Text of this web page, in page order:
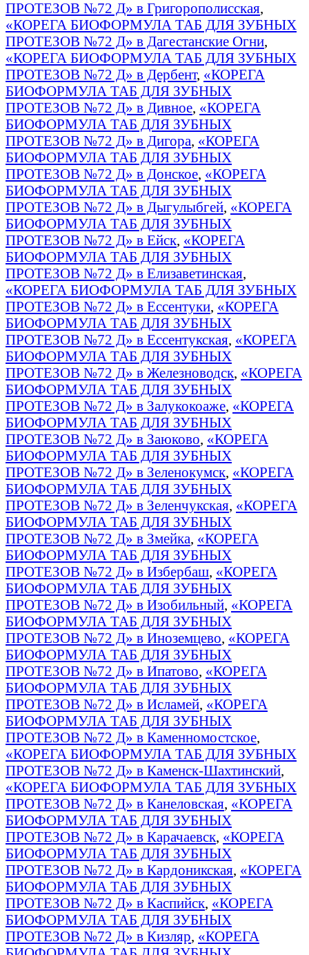
ПРОТЕЗОВ №72 Д» в Григорополисская,
«КОРЕГА БИОФОРМУЛА ТАБ ДЛЯ ЗУБНЫХ
ПРОТЕЗОВ №72 Д» в Дагестанские Огни,
«КОРЕГА БИОФОРМУЛА ТАБ ДЛЯ ЗУБНЫХ
ПРОТЕЗОВ №72 Д» в Дербент, «КОРЕГА
БИОФОРМУЛА ТАБ ДЛЯ ЗУБНЫХ
ПРОТЕЗОВ №72 Д» в Дивное, «КОРЕГА
БИОФОРМУЛА ТАБ ДЛЯ ЗУБНЫХ
ПРОТЕЗОВ №72 Д» в Дигора, «КОРЕГА
БИОФОРМУЛА ТАБ ДЛЯ ЗУБНЫХ
ПРОТЕЗОВ №72 Д» в Донское, «КОРЕГА
БИОФОРМУЛА ТАБ ДЛЯ ЗУБНЫХ
ПРОТЕЗОВ №72 Д» в Дыгулыбгей, «КОРЕГА
БИОФОРМУЛА ТАБ ДЛЯ ЗУБНЫХ
ПРОТЕЗОВ №72 Д» в Ейск, «КОРЕГА
БИОФОРМУЛА ТАБ ДЛЯ ЗУБНЫХ
ПРОТЕЗОВ №72 Д» в Елизаветинская,
«КОРЕГА БИОФОРМУЛА ТАБ ДЛЯ ЗУБНЫХ
ПРОТЕЗОВ №72 Д» в Ессентуки, «КОРЕГА
БИОФОРМУЛА ТАБ ДЛЯ ЗУБНЫХ
ПРОТЕЗОВ №72 Д» в Ессентукская, «КОРЕГА
БИОФОРМУЛА ТАБ ДЛЯ ЗУБНЫХ
ПРОТЕЗОВ №72 Д» в Железноводск, «КОРЕГА
БИОФОРМУЛА ТАБ ДЛЯ ЗУБНЫХ
ПРОТЕЗОВ №72 Д» в Залукокоаже, «КОРЕГА
БИОФОРМУЛА ТАБ ДЛЯ ЗУБНЫХ
ПРОТЕЗОВ №72 Д» в Заюково, «КОРЕГА
БИОФОРМУЛА ТАБ ДЛЯ ЗУБНЫХ
ПРОТЕЗОВ №72 Д» в Зеленокумск, «КОРЕГА
БИОФОРМУЛА ТАБ ДЛЯ ЗУБНЫХ
ПРОТЕЗОВ №72 Д» в Зеленчукская, «КОРЕГА
БИОФОРМУЛА ТАБ ДЛЯ ЗУБНЫХ
ПРОТЕЗОВ №72 Д» в Змейка, «КОРЕГА
БИОФОРМУЛА ТАБ ДЛЯ ЗУБНЫХ
ПРОТЕЗОВ №72 Д» в Избербаш, «КОРЕГА
БИОФОРМУЛА ТАБ ДЛЯ ЗУБНЫХ
ПРОТЕЗОВ №72 Д» в Изобильный, «КОРЕГА
БИОФОРМУЛА ТАБ ДЛЯ ЗУБНЫХ
ПРОТЕЗОВ №72 Д» в Иноземцево, «КОРЕГА
БИОФОРМУЛА ТАБ ДЛЯ ЗУБНЫХ
ПРОТЕЗОВ №72 Д» в Ипатово, «КОРЕГА
БИОФОРМУЛА ТАБ ДЛЯ ЗУБНЫХ
ПРОТЕЗОВ №72 Д» в Исламей, «КОРЕГА
БИОФОРМУЛА ТАБ ДЛЯ ЗУБНЫХ
ПРОТЕЗОВ №72 Д» в Каменномостское,
«КОРЕГА БИОФОРМУЛА ТАБ ДЛЯ ЗУБНЫХ
ПРОТЕЗОВ №72 Д» в Каменск-Шахтинский,
«КОРЕГА БИОФОРМУЛА ТАБ ДЛЯ ЗУБНЫХ
ПРОТЕЗОВ №72 Д» в Канеловская, «КОРЕГА
БИОФОРМУЛА ТАБ ДЛЯ ЗУБНЫХ
ПРОТЕЗОВ №72 Д» в Карачаевск, «КОРЕГА
БИОФОРМУЛА ТАБ ДЛЯ ЗУБНЫХ
ПРОТЕЗОВ №72 Д» в Кардоникская, «КОРЕГА
БИОФОРМУЛА ТАБ ДЛЯ ЗУБНЫХ
ПРОТЕЗОВ №72 Д» в Каспийск, «КОРЕГА
БИОФОРМУЛА ТАБ ДЛЯ ЗУБНЫХ
ПРОТЕЗОВ №72 Д» в Кизляр, «КОРЕГА